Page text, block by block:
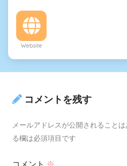
Website
コメントを残す
メールアドレスが公開されることは
る欄は必須項目です
コメント ※